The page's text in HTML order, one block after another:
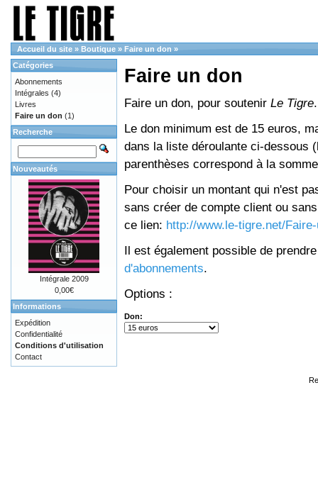
Accueil du site » Boutique » Faire un don »
Faire un don
Faire un don, pour soutenir Le Tigre.
Le don minimum est de 15 euros,
dans la liste déroulante ci-dessous
parenthèses correspond à la
Pour choisir un montant qui n'est
sans créer de compte client ou
ce lien: http://www.le-tigre.net/
Il est également possible de
d'abonnements.
Options :
Don:
Catégories
Abonnements
Intégrales (4)
Livres
Faire un don (1)
Recherche
Nouveautés
Intégrale 2009
0,00€
Informations
Expédition
Confidentialité
Conditions d'utilisation
Contact